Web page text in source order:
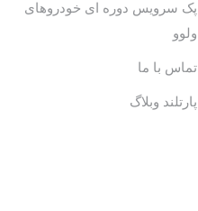
پک سرویس دوره ای خودروهای
ولوو
تماس با ما
پارتلند وبلاگ